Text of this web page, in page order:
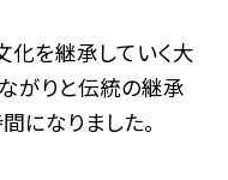
を継承していく大
がりと伝統の継承
になりました。